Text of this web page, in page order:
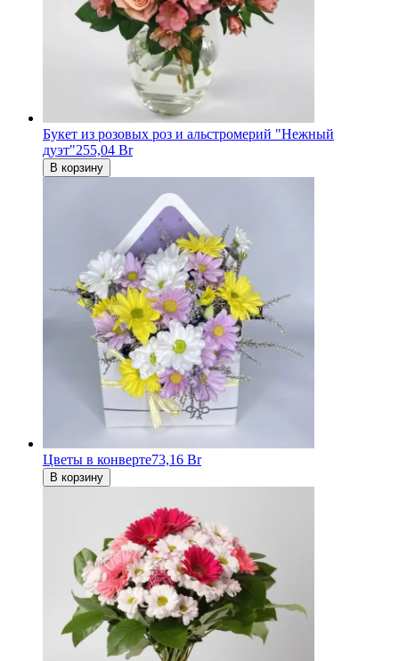
Букет из розовых роз и альстромерий "Нежный
дуэт"255,04 Br
В корзину
Цветы в конверте73,16 Br
В корзину